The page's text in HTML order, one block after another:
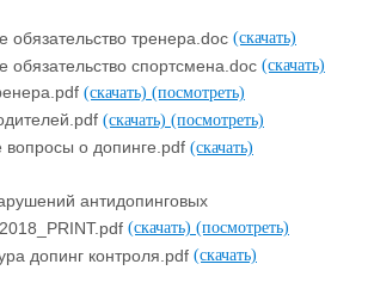
обязательство тренера.doc (скачать)
обязательство спортсмена.doc (скачать)
(скачать) (посмотреть)
(скачать) (посмотреть)
о допинге.pdf (скачать)
антидопинговых
(скачать) (посмотреть)
допинг контроля.pdf (скачать)